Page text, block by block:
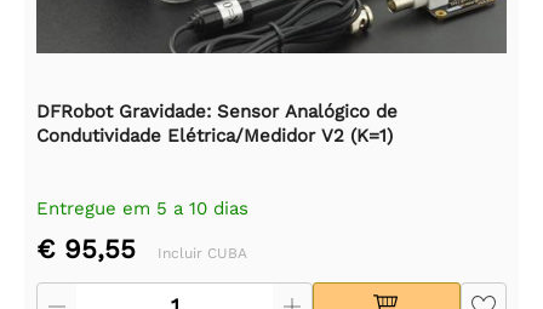
DFRobot Gravidade: Sensor Analógico de
Condutividade Elétrica/Medidor V2 (K=1)
Entregue em 5 a 10 dias
€ 95,55 Incluir CUBA